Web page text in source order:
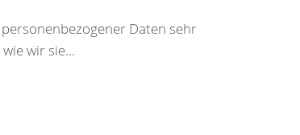
Daten sehr
wir sie...